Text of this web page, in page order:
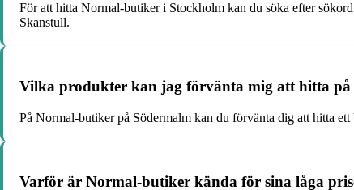
För att hitta Normal-butiker i Stockholm kan du söka efter
Skanstull.
Vilka produkter kan jag förvänta mig att hitta
På Normal-butiker på Södermalm kan du förvänta dig att hitta
Varför är Normal-butiker kända för sina låga